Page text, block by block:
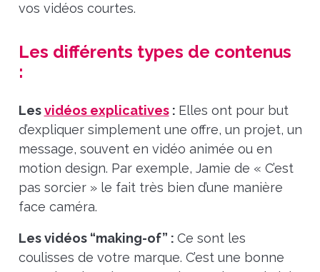
vos vidéos courtes.
Les différents types de contenus
:
Lesvidéos explicatives: Elles ont pour but
d’expliquer simplement une offre, un projet, un
message, souvent en vidéo animée ou en
motion design. Par exemple, Jamie de « C’est
pas sorcier » le fait très bien d’une manière
face caméra.
Les vidéos “making-of” : Ce sont les
coulisses de votre marque. C’est une bonne